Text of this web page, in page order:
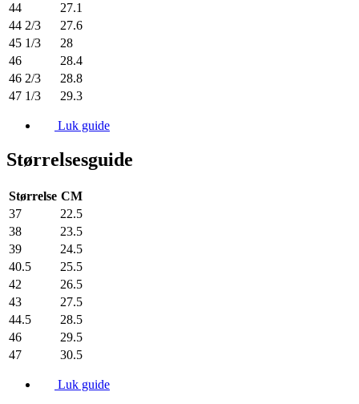
44
27.1
44 2/3
27.6
45 1/3
28
46
28.4
46 2/3
28.8
47 1/3
29.3
Luk guide
Størrelsesguide
Størrelse CM
37
22.5
38
23.5
39
24.5
40.5
25.5
42
26.5
43
27.5
44.5
28.5
46
29.5
47
30.5
Luk guide